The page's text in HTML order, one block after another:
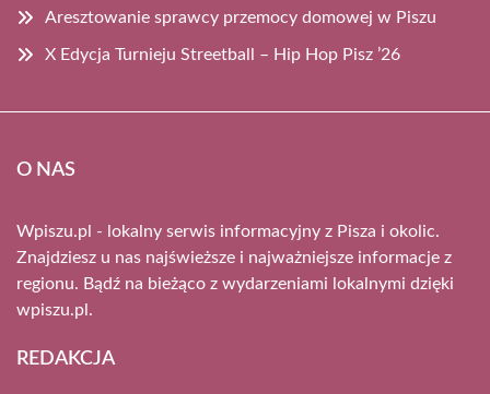
Aresztowanie sprawcy przemocy domowej w Piszu
X Edycja Turnieju Streetball – Hip Hop Pisz ’26
O NAS
Wpiszu.pl - lokalny serwis informacyjny z Pisza i okolic.
Znajdziesz u nas najświeższe i najważniejsze informacje z
regionu. Bądź na bieżąco z wydarzeniami lokalnymi dzięki
wpiszu.pl.
REDAKCJA